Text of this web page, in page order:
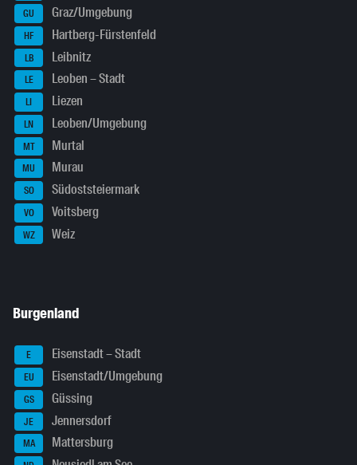
GU Graz/Umgebung
HF Hartberg-Fürstenfeld
LB Leibnitz
LE Leoben – Stadt
LI Liezen
LN Leoben/Umgebung
MT Murtal
MU Murau
SO Südoststeiermark
VO Voitsberg
WZ Weiz
Burgenland
E Eisenstadt – Stadt
EU Eisenstadt/Umgebung
GS Güssing
JE Jennersdorf
MA Mattersburg